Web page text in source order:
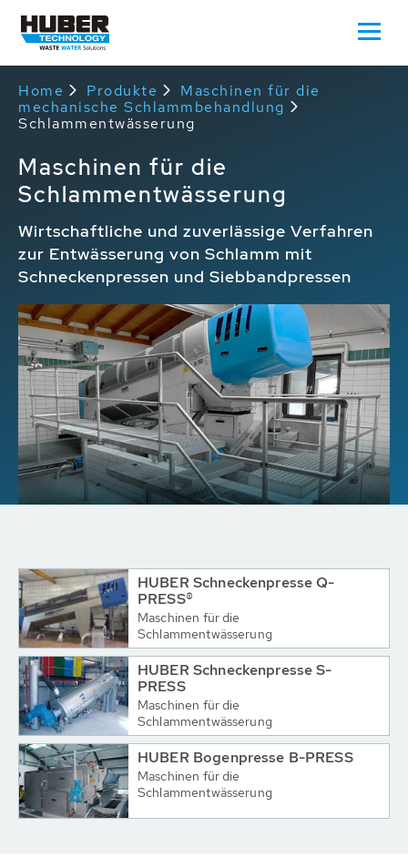
Home Produkte
Maschinen für die
mechanische Schlammbehandlung
Schlammentwässerung
Maschinen für die
Schlammentwässerung
Wirtschaftliche und zuverlässige Verfahren
zur Entwässerung von Schlamm mit
Schneckenpressen und Siebbandpressen
HUBER Schneckenpresse Q-
PRESS®
Maschinen für die
Schlammentwässerung
HUBER Schneckenpresse S-
PRESS
Maschinen für die
Schlammentwässerung
HUBER Bogenpresse B-PRESS
Maschinen für die
Schlammentwässerung